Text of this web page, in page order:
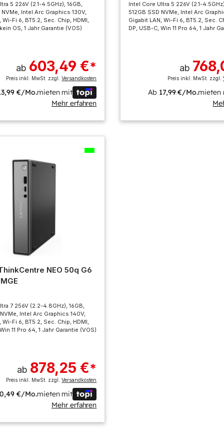
5 226V (2.1-4.5GHz), 16GB,
Intel Arc Graphics 130V,
Wi-Fi 6, BT5.2, Sec. Chip, HDMI,
OS, 1 Jahr Garantie (VOS)
ab 603,49 €*
Preis inkl. MwSt. zzgl.Versandkosten
€/Mo.mieten mit
Mehr erfahren
Intel Core Ultra 5 226V (2.1-
512GB SSD NVMe, Intel Arc
Gigabit LAN, Wi-Fi 6, BT5.2, Sec.
DP, USB-C, Win 11 Pro 64, 1 Jahr
ab
Preis inkl. MwSt. zzgl.
Ab 17,99 €/Mo.mieten
NEO 50q G6
7 256V (2.2-4.8GHz), 16GB,
Intel Arc Graphics 140V,
Wi-Fi 6, BT5.2, Sec. Chip, HDMI,
11 Pro 64, 1 Jahr Garantie (VOS)
ab 878,25 €*
Preis inkl. MwSt. zzgl.Versandkosten
€/Mo.mieten mit
Mehr erfahren